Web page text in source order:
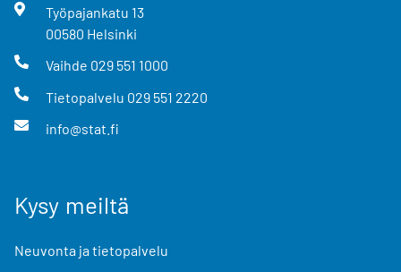
Työpajankatu 13
00580 Helsinki
Vaihde 029 551 1000
Tietopalvelu 029 551 2220
info@stat.fi
Kysy meiltä
Neuvonta ja tietopalvelu